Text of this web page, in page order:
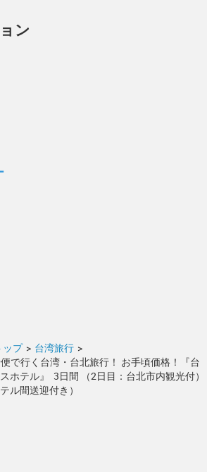
ン
ップ > 台湾旅行 >
で行く台湾・台北旅行！ お手頃価格！『台
ホテル』 3日間 （2日目：台北市内観光付）
ル間送迎付き）